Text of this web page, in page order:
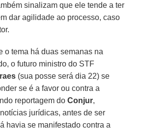
sinalizam que ele tende a ter
dar agilidade ao processo, caso
o tema há duas semanas na
o futuro ministro do STF
(sua posse será dia 22) se
se é a favor ou contra a
reportagem doConjur,
jurídicas, antes de ser
havia se manifestado contra a